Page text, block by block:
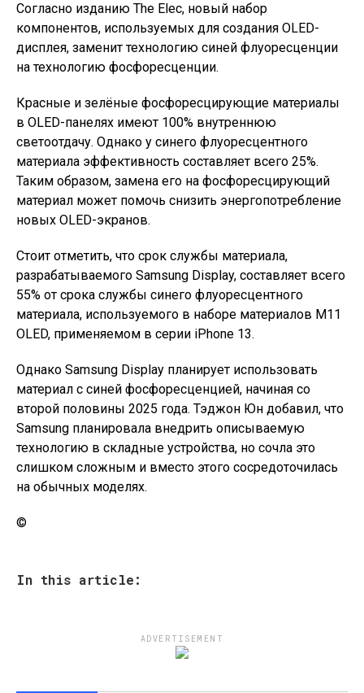
Согласно изданию The Elec, новый набор
компонентов, используемых для создания OLED-
дисплея, заменит технологию синей флуоресценции
на технологию фосфоресценции.
Красные и зелёные фосфоресцирующие материалы
в OLED-панелях имеют 100% внутреннюю
светоотдачу. Однако у синего флуоресцентного
материала эффективность составляет всего 25%.
Таким образом, замена его на фосфоресцирующий
материал может помочь снизить энергопотребление
новых OLED-экранов.
Стоит отметить, что срок службы материала,
разрабатываемого Samsung Display, составляет всего
55% от срока службы синего флуоресцентного
материала, используемого в наборе материалов M11
OLED, применяемом в серии iPhone 13.
Однако Samsung Display планирует использовать
материал с синей фосфоресценцией, начиная со
второй половины 2025 года. Тэджон Юн добавил, что
Samsung планировала внедрить описываемую
технологию в складные устройства, но сочла это
слишком сложным и вместо этого сосредоточилась
на обычных моделях.
©
In this article:
ADVERTISEMENT